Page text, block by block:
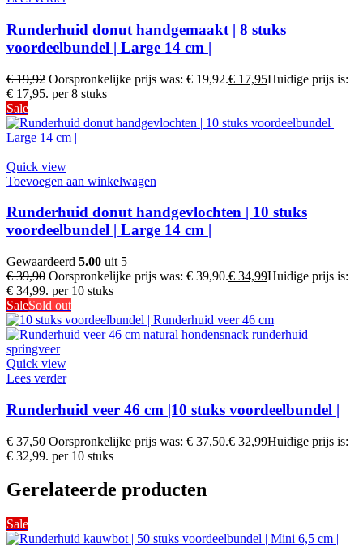
Runderhuid donut handgemaakt | 8 stuks
voordeelbundel | Large 14 cm |
€19,92 Oorspronkelijke prijs was: € 19,92.€ 17,95Huidige prijs is:
€ 17,95. per 8 stuks
Sale
Quick view
Toevoegen aan winkelwagen
Runderhuid donut handgevlochten | 10 stuks
voordeelbundel | Large 14 cm |
Gewaardeerd 5.00 uit 5
€39,90 Oorspronkelijke prijs was: € 39,90.€ 34,99Huidige prijs is:
€ 34,99. per 10 stuks
SaleSold out
Quick view
Lees verder
Runderhuid veer 46 cm |10 stuks voordeelbundel |
€37,50 Oorspronkelijke prijs was: € 37,50.€ 32,99Huidige prijs is:
€ 32,99. per 10 stuks
Gerelateerde producten
Sale